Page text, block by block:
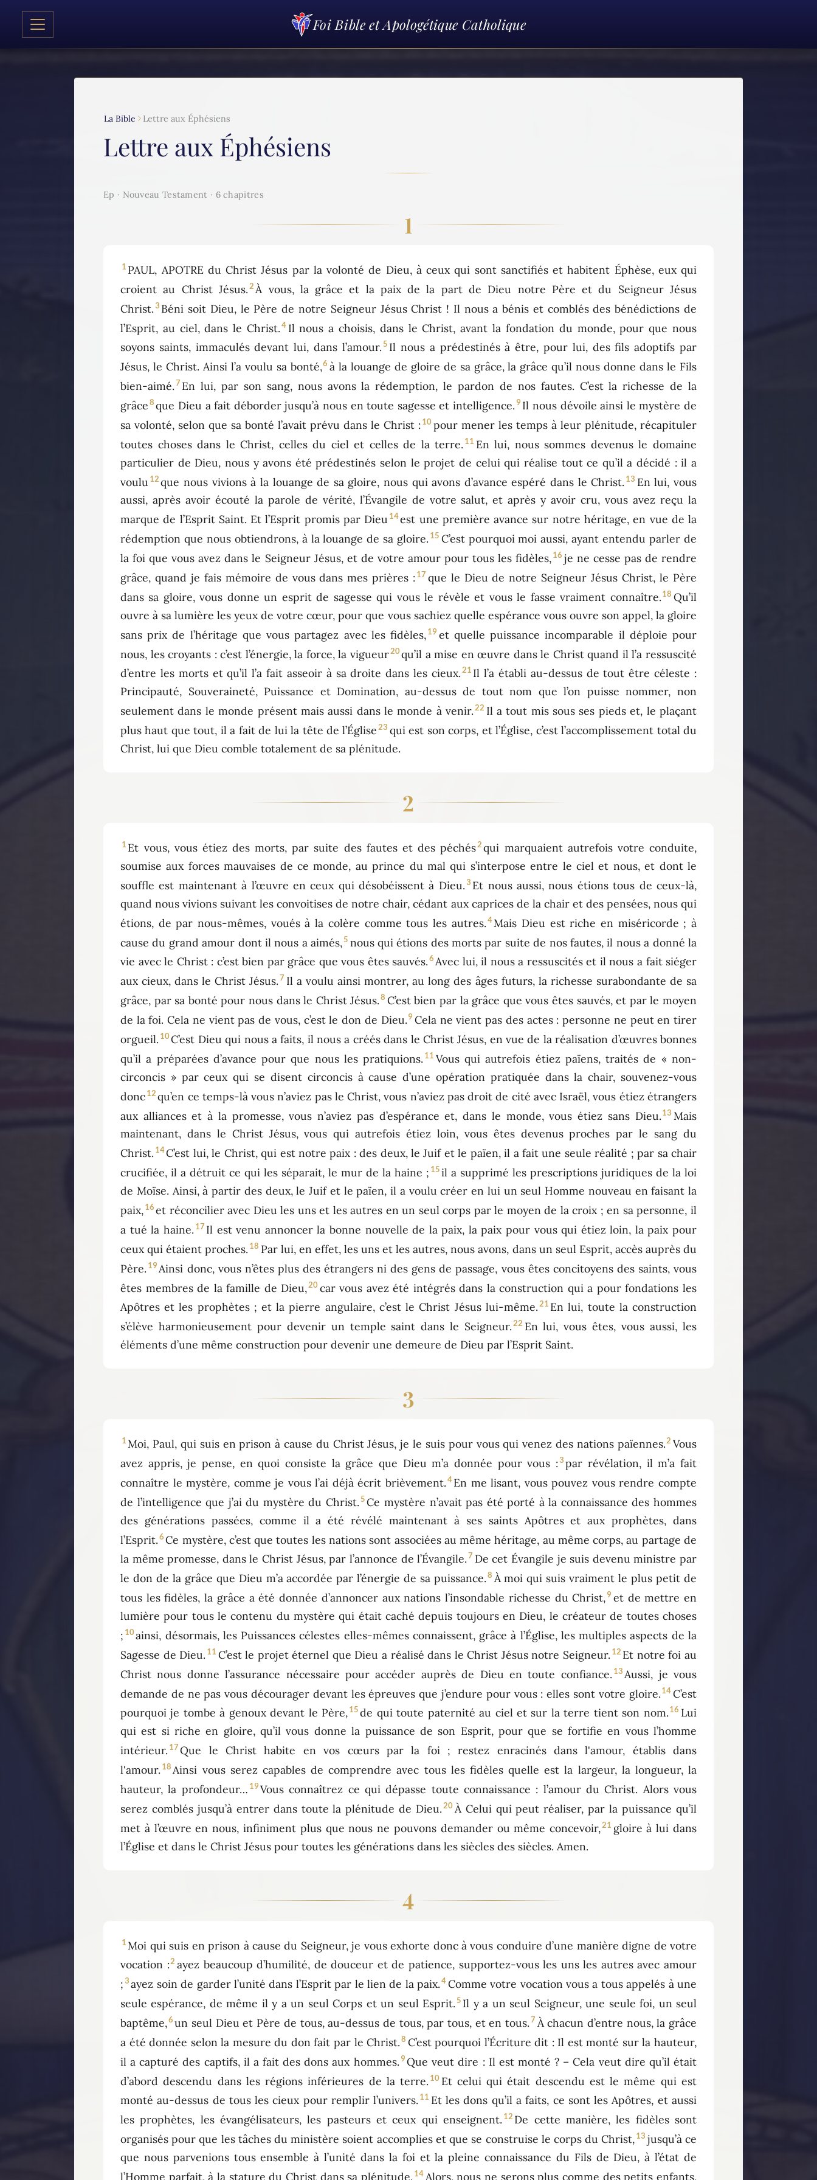
Foi Bible et Apologétique Catholique
La Bible Lettre aux Éphésiens
Lettre aux Éphésiens
Ep · Nouveau Testament · 6 chapitres
1
1 PAUL, APOTRE du Christ Jésus par la volonté de Dieu, à ceux qui sont sanctifiés et habitent Éphèse, eux qui
croient au Christ Jésus.2 À vous, la grâce et la paix de la part de Dieu notre Père et du Seigneur Jésus
Christ.3 Béni soit Dieu, le Père de notre Seigneur Jésus Christ ! Il nous a bénis et comblés des bénédictions de
l’Esprit, au ciel, dans le Christ.4 Il nous a choisis, dans le Christ, avant la fondation du monde, pour que nous
soyons saints, immaculés devant lui, dans l’amour.5 Il nous a prédestinés à être, pour lui, des fils adoptifs par
Jésus, le Christ. Ainsi l’a voulu sa bonté,6 à la louange de gloire de sa grâce, la grâce qu’il nous donne dans le Fils
bien-aimé.7 En lui, par son sang, nous avons la rédemption, le pardon de nos fautes. C’est la richesse de la
grâce8 que Dieu a fait déborder jusqu’à nous en toute sagesse et intelligence. 9 Il nous dévoile ainsi le mystère de
sa volonté, selon que sa bonté l’avait prévu dans le Christ :10pour mener les temps à leur plénitude, récapituler
toutes choses dans le Christ, celles du ciel et celles de la terre. 11 En lui, nous sommes devenus le domaine
particulier de Dieu, nous y avons été prédestinés selon le projet de celui qui réalise tout ce qu’il a décidé : il a
voulu 12 que nous vivions à la louange de sa gloire, nous qui avons d’avance espéré dans le Christ. 13 En lui, vous
aussi, après avoir écouté la parole de vérité, l’Évangile de votre salut, et après y avoir cru, vous avez reçu la
marque de l’Esprit Saint. Et l’Esprit promis par Dieu 14est une première avance sur notre héritage, en vue de la
rédemption que nous obtiendrons, à la louange de sa gloire. 15 C’est pourquoi moi aussi, ayant entendu parler de
la foi que vous avez dans le Seigneur Jésus, et de votre amour pour tous les fidèles,16 je ne cesse pas de rendre
grâce, quand je fais mémoire de vous dans mes prières :17 que le Dieu de notre Seigneur Jésus Christ, le Père
dans sa gloire, vous donne un esprit de sagesse qui vous le révèle et vous le fasse vraiment connaître.18 Qu’il
ouvre à sa lumière les yeux de votre cœur, pour que vous sachiez quelle espérance vous ouvre son appel, la gloire
sans prix de l’héritage que vous partagez avec les fidèles,19 et quelle puissance incomparable il déploie pour
nous, les croyants : c’est l’énergie, la force, la vigueur20qu’il a mise en œuvre dans le Christ quand il l’a ressuscité
d’entre les morts et qu’il l’a fait asseoir à sa droite dans les cieux.21 Il l’a établi au-dessus de tout être céleste :
Principauté, Souveraineté, Puissance et Domination, au-dessus de tout nom que l’on puisse nommer, non
seulement dans le monde présent mais aussi dans le monde à venir.22 Il a tout mis sous ses pieds et, le plaçant
plus haut que tout, il a fait de lui la tête de l’Église 23 qui est son corps, et l’Église, c’est l’accomplissement total du
Christ, lui que Dieu comble totalement de sa plénitude.
2
1 Et vous, vous étiez des morts, par suite des fautes et des péchés2 qui marquaient autrefois votre conduite,
soumise aux forces mauvaises de ce monde, au prince du mal qui s’interpose entre le ciel et nous, et dont le
souffle est maintenant à l’œuvre en ceux qui désobéissent à Dieu.3 Et nous aussi, nous étions tous de ceux-là,
quand nous vivions suivant les convoitises de notre chair, cédant aux caprices de la chair et des pensées, nous qui
étions, de par nous-mêmes, voués à la colère comme tous les autres.4Mais Dieu est riche en miséricorde ; à
cause du grand amour dont il nous a aimés,5 nous qui étions des morts par suite de nos fautes, il nous a donné la
vie avec le Christ : c’est bien par grâce que vous êtes sauvés.6 Avec lui, il nous a ressuscités et il nous a fait siéger
aux cieux, dans le Christ Jésus. 7 Il a voulu ainsi montrer, au long des âges futurs, la richesse surabondante de sa
grâce, par sa bonté pour nous dans le Christ Jésus. 8 C’est bien par la grâce que vous êtes sauvés, et par le moyen
de la foi. Cela ne vient pas de vous, c’est le don de Dieu.9 Cela ne vient pas des actes : personne ne peut en tirer
orgueil. 10C’est Dieu qui nous a faits, il nous a créés dans le Christ Jésus, en vue de la réalisation d’œuvres bonnes
qu’il a préparées d’avance pour que nous les pratiquions. 11 Vous qui autrefois étiez païens, traités de « non-
circoncis » par ceux qui se disent circoncis à cause d’une opération pratiquée dans la chair, souvenez-vous
donc12 qu’en ce temps-là vous n’aviez pas le Christ, vous n’aviez pas droit de cité avec Israël, vous étiez étrangers
aux alliances et à la promesse, vous n’aviez pas d’espérance et, dans le monde, vous étiez sans Dieu.13 Mais
maintenant, dans le Christ Jésus, vous qui autrefois étiez loin, vous êtes devenus proches par le sang du
Christ. 14C’est lui, le Christ, qui est notre paix : des deux, le Juif et le païen, il a fait une seule réalité ; par sa chair
crucifiée, il a détruit ce qui les séparait, le mur de la haine ; 15il a supprimé les prescriptions juridiques de la loi
de Moïse. Ainsi, à partir des deux, le Juif et le païen, il a voulu créer en lui un seul Homme nouveau en faisant la
paix,16 et réconcilier avec Dieu les uns et les autres en un seul corps par le moyen de la croix ; en sa personne, il
a tué la haine. 17 Il est venu annoncer la bonne nouvelle de la paix, la paix pour vous qui étiez loin, la paix pour
ceux qui étaient proches. 18 Par lui, en effet, les uns et les autres, nous avons, dans un seul Esprit, accès auprès du
Père. 19 Ainsi donc, vous n’êtes plus des étrangers ni des gens de passage, vous êtes concitoyens des saints, vous
êtes membres de la famille de Dieu,20car vous avez été intégrés dans la construction qui a pour fondations les
Apôtres et les prophètes ; et la pierre angulaire, c’est le Christ Jésus lui-même.21 En lui, toute la construction
s’élève harmonieusement pour devenir un temple saint dans le Seigneur.22 En lui, vous êtes, vous aussi, les
éléments d’une même construction pour devenir une demeure de Dieu par l’Esprit Saint.
3
1 Moi, Paul, qui suis en prison à cause du Christ Jésus, je le suis pour vous qui venez des nations païennes.2 Vous
avez appris, je pense, en quoi consiste la grâce que Dieu m’a donnée pour vous :3 par révélation, il m’a fait
connaître le mystère, comme je vous l’ai déjà écrit brièvement.4 En me lisant, vous pouvez vous rendre compte
de l’intelligence que j’ai du mystère du Christ.5 Ce mystère n’avait pas été porté à la connaissance des hommes
des générations passées, comme il a été révélé maintenant à ses saints Apôtres et aux prophètes, dans
l’Esprit.6 Ce mystère, c’est que toutes les nations sont associées au même héritage, au même corps, au partage de
la même promesse, dans le Christ Jésus, par l’annonce de l’Évangile.7 De cet Évangile je suis devenu ministre par
le don de la grâce que Dieu m’a accordée par l’énergie de sa puissance.8 À moi qui suis vraiment le plus petit de
tous les fidèles, la grâce a été donnée d’annoncer aux nations l’insondable richesse du Christ,9 et de mettre en
lumière pour tous le contenu du mystère qui était caché depuis toujours en Dieu, le créateur de toutes choses
; 10ainsi, désormais, les Puissances célestes elles-mêmes connaissent, grâce à l’Église, les multiples aspects de la
Sagesse de Dieu. 11 C’est le projet éternel que Dieu a réalisé dans le Christ Jésus notre Seigneur. 12 Et notre foi au
Christ nous donne l’assurance nécessaire pour accéder auprès de Dieu en toute confiance. 13 Aussi, je vous
demande de ne pas vous décourager devant les épreuves que j’endure pour vous : elles sont votre gloire.14C’est
pourquoi je tombe à genoux devant le Père,15 de qui toute paternité au ciel et sur la terre tient son nom.16 Lui
qui est si riche en gloire, qu’il vous donne la puissance de son Esprit, pour que se fortifie en vous l’homme
intérieur. 17 Que le Christ habite en vos cœurs par la foi ; restez enracinés dans l'amour, établis dans
l'amour. 18 Ainsi vous serez capables de comprendre avec tous les fidèles quelle est la largeur, la longueur, la
hauteur, la profondeur… 19Vous connaîtrez ce qui dépasse toute connaissance : l’amour du Christ. Alors vous
serez comblés jusqu’à entrer dans toute la plénitude de Dieu.20À Celui qui peut réaliser, par la puissance qu’il
met à l’œuvre en nous, infiniment plus que nous ne pouvons demander ou même concevoir,21 gloire à lui dans
l’Église et dans le Christ Jésus pour toutes les générations dans les siècles des siècles. Amen.
4
1 Moi qui suis en prison à cause du Seigneur, je vous exhorte donc à vous conduire d’une manière digne de votre
vocation :2 ayez beaucoup d’humilité, de douceur et de patience, supportez-vous les uns les autres avec amour
;3 ayez soin de garder l’unité dans l’Esprit par le lien de la paix. 4Comme votre vocation vous a tous appelés à une
seule espérance, de même il y a un seul Corps et un seul Esprit.5 Il y a un seul Seigneur, une seule foi, un seul
baptême,6 un seul Dieu et Père de tous, au-dessus de tous, par tous, et en tous.7 À chacun d’entre nous, la grâce
a été donnée selon la mesure du don fait par le Christ.8 C’est pourquoi l’Écriture dit : Il est monté sur la hauteur,
il a capturé des captifs, il a fait des dons aux hommes. 9Que veut dire : Il est monté ? – Cela veut dire qu’il était
d’abord descendu dans les régions inférieures de la terre. 10 Et celui qui était descendu est le même qui est
monté au-dessus de tous les cieux pour remplir l’univers. 11 Et les dons qu’il a faits, ce sont les Apôtres, et aussi
les prophètes, les évangélisateurs, les pasteurs et ceux qui enseignent. 12 De cette manière, les fidèles sont
organisés pour que les tâches du ministère soient accomplies et que se construise le corps du Christ,13 jusqu’à ce
que nous parvenions tous ensemble à l’unité dans la foi et la pleine connaissance du Fils de Dieu, à l’état de
l’Homme parfait, à la stature du Christ dans sa plénitude. 14 Alors, nous ne serons plus comme des petits enfants,